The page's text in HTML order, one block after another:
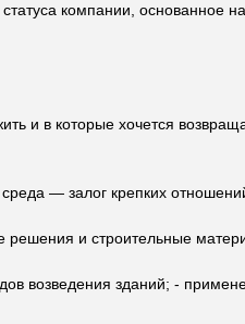
компании, основанное
и в которые хочется
— залог крепких
и строительные
возведения зданий; -